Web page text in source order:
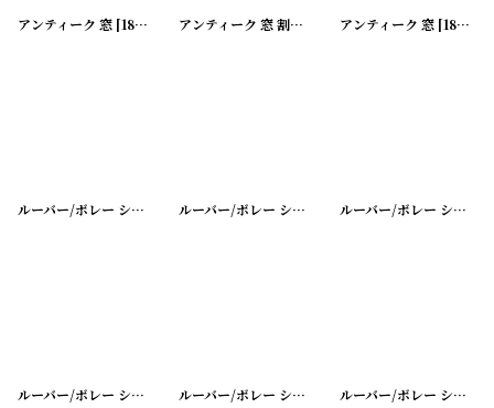
アンティーク 窓 [180205-29 ] アンティーク 窓 割れ有り 180205-39]
アンティーク 窓 [180205-15
ルーバー/ボレー シャッター シングル [20200401-46 ]
ルーバー/ボレー シャッター シングル [20200401-
ルーバー/ボレー シャッター シングル
ルーバー/ボレー シャッター シングル [20200401-43
ルーバー/ボレー シャッター シングル [20200401-
ルーバー/ボレー シャッター シングル